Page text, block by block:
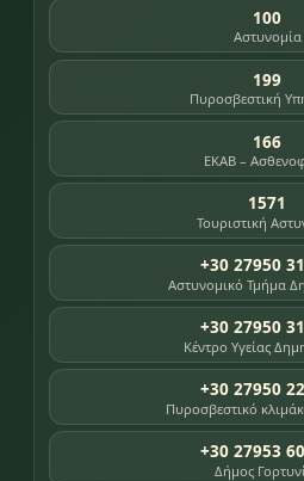
100
Αστυνομία
199
Πυροσβεστική
166
ΕΚΑΒ –
1571
Τουριστική
+30 27950
Αστυνομικό Τμήμα
+30 27950
Κέντρο Υγείας
+30 27950
Πυροσβεστικό
+30 27953
Δήμος